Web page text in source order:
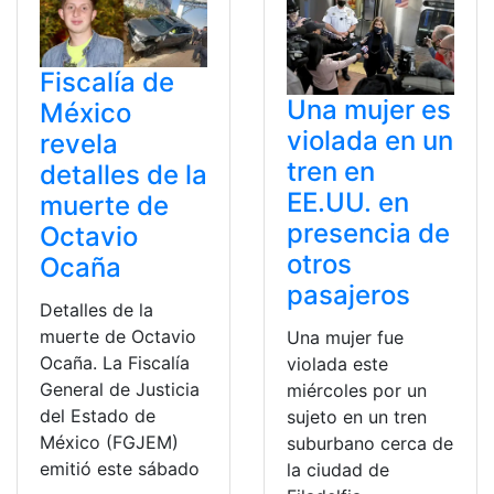
Fiscalía de
México
revela
detalles de la
muerte de
Octavio
Ocaña
Detalles de la
muerte de Octavio
Ocaña. La Fiscalía
General de Justicia
del Estado de
México (FGJEM)
emitió este sábado
Una mujer es
violada en un
tren en
EE.UU. en
presencia de
otros
pasajeros
Una mujer fue
violada este
miércoles por un
sujeto en un tren
suburbano cerca de
la ciudad de